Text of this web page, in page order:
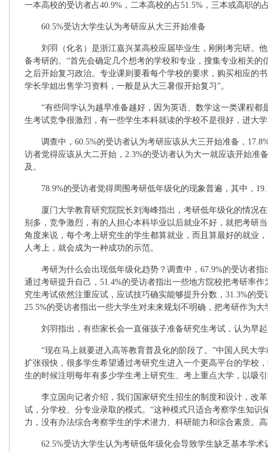
一本高校的受访者占40.9%，二本高校的占51.5%，三本或高职的
60.5%受访大学生认为考研应从大三开始准备
刘羽（化名）是浙江嘉兴某高校应届毕业生，刚刚考完研。他
备考研的。“首先会确定几个想考的学校和专业，搜集专业相关的
之后开始复习政治。专业课则要看每个学校的要求，购买相应的
学长学姐出售学习资料，一般是从大三暑假开始复习”。
“有些同学认为越早准备越好，因为英语、数学这一类课程都
生考试竞争很激烈，有一些学生本科就读的学校不是很好，进大
调查中，60.5%的受访者认为考研应该从大三开始准备，
访者觉得应该从大二开始，2.3%的受访者认为大一就应该开始准
及。
78.9%的受访者觉得周围考研低年级化的现象普遍，其中，
厦门大学教育研究院院长刘海峰指出，考研低年级化的情况在
别多，竞争激烈，有的人担心本科毕业以后就业不好，就把考研
角度来说，每个考上研究生的学生都算就业，而且算最好的就业
人考上，就会成为一种成功的示范。
考研为什么会出现低年级化趋势？调查中，67.9%的受访者指
通过考研提升自己，51.4%的受访者指出一些地方院校把考研率
究生考试依然注重应试，应试技巧确实能够提升分数，31.3%的
25.5%的受访者指出一些大学生对未来规划不明确，把考研作为大
刘羽指出，有些家长会一直催孩子准备研究生考试，认为早起
“现在马上就要进入高等教育普及化的阶段了。”中国人民大学
扩张很快，很多学生希望通过考研究生进入一个更高平台的学校
生的时候注明每年有多少学生考上研究生、考上重点大学，以吸
李立国向记者介绍，我们国家研究生招生的制度和设计，改革
试，分学校、分专业录取的模式。“这种模式只适合考察学生知
力，没有办法综合考察学生的学术潜力、科研能力和综合素质。
62.5%受访大学生认为考研低年级化会导致学生缺乏基本学术